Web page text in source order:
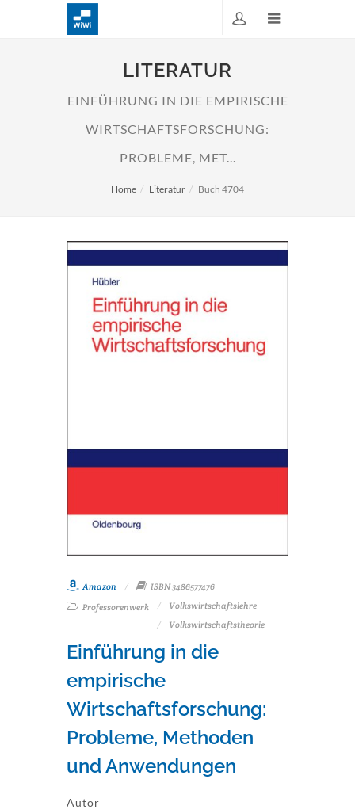
LITERATUR
EINFÜHRUNG IN DIE EMPIRISCHE
WIRTSCHAFTSFORSCHUNG:
PROBLEME, MET...
Home Literatur Buch 4704
Amazon
ISBN 3486577476
Professorenwerk
Volkswirtschaftslehre
Volkswirtschaftstheorie
Einführung in die
empirische
Wirtschaftsforschung:
Probleme, Methoden
und Anwendungen
Autor